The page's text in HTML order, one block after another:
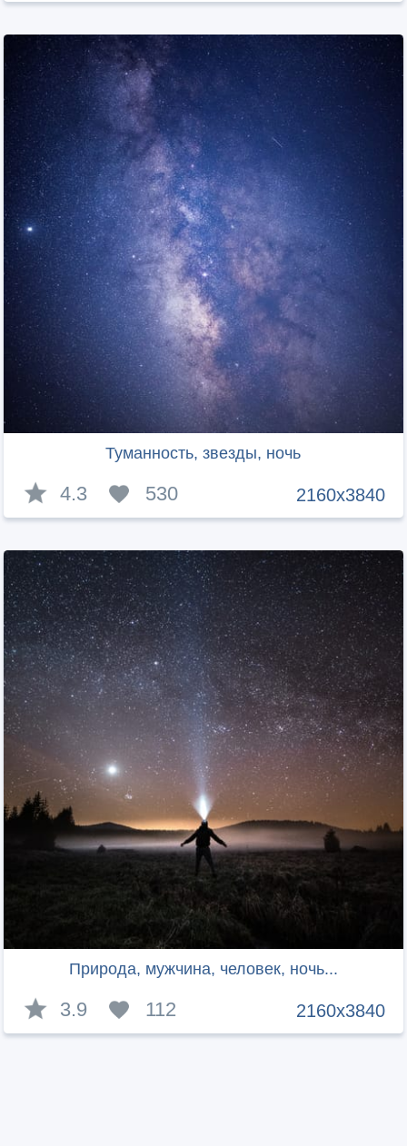
Туманность, звезды, ночь
2160x3840
4.3 530
Природа, мужчина, человек, ночь...
2160x3840
3.9 112